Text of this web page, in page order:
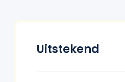
Uitstekend